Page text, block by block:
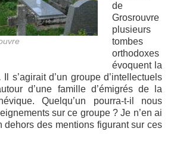
de
Grosrouvre
plusieurs
tombes
orthodoxes
évoquent la
Il s’agirait d’un groupe d’intellectuels
d’une famille d’émigrés de la
Quelqu’un pourra-t-il nous
sur ce groupe ? Je n’en ai
dehors des mentions figurant sur ces